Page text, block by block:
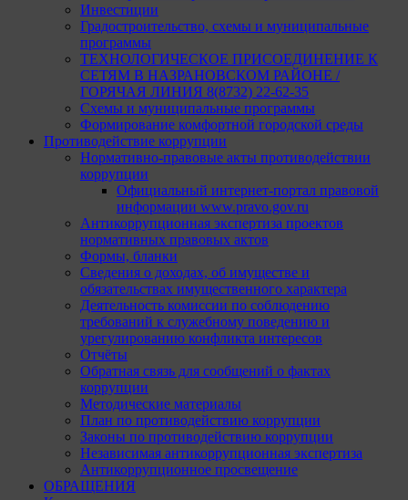
Инвестиции
Градостроительство, схемы и муниципальные
программы
ТЕХНОЛОГИЧЕСКОЕ ПРИСОЕДИНЕНИЕ К
СЕТЯМ В НАЗРАНОВСКОМ РАЙОНЕ /
ГОРЯЧАЯ ЛИНИЯ 8(8732) 22-62-35
Схемы и муниципальные программы
Формирование комфортной городской среды
Противодействие коррупции
Нормативно-правовые акты противодействии
коррупции
Официальный интернет-портал правовой
информации www.pravo.gov.ru
Антикоррупционная экспертиза проектов
нормативных правовых актов
Формы, бланки
Сведения о доходах, об имуществе и
обязательствах имущественного характера
Деятельность комиссии по соблюдению
требований к служебному поведению и
урегулированию конфликта интересов
Отчёты
Обратная связь для сообщений о фактах
коррупции
Методические материалы
План по противодействию коррупции
Законы по противодействию коррупции
Независимая антикоррупционная экспертиза
Антикоррупционное просвещение
ОБРАЩЕНИЯ